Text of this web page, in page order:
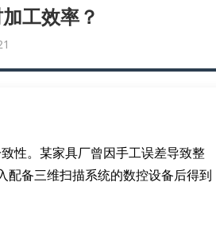
工效率？
性。某家具厂曾因手工误差导致整
配备三维扫描系统的数控设备后得到